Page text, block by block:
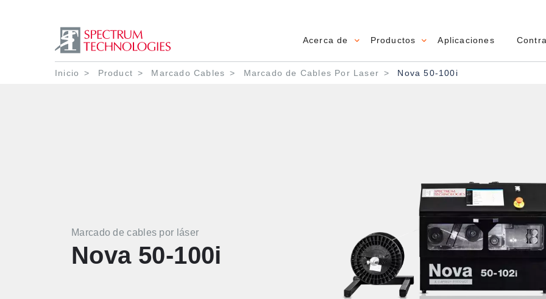
Main navigation
Acerca de Productos Aplicaciones
Ruta de navegación
Inicio Product Marcado Cables Marcado de Cables Por Laser Nova 50-100i
Marcado de cables por láser
Nova 50-100i